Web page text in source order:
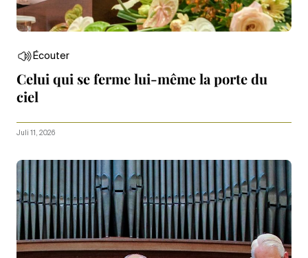
Écouter
Celui qui se ferme lui-même la porte du
ciel
Juli 11, 2026